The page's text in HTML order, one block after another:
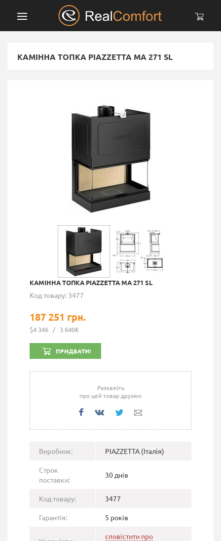
КАМІННА ТОПКА PIAZZETTA MA 271 SL
КАМІННА ТОПКА PIAZZETTA MA 271 SL
Код товару: 3477
187 251 грн.
$4 346 / 3 640€
ПРИДБАТИ!
Разкажіть
про цей товар друзям
Виробник: PIAZZETTA (Італія)
Строк
поставки:
30 днів
Код товару: 3477
Гарантія: 5 років
сповістити про